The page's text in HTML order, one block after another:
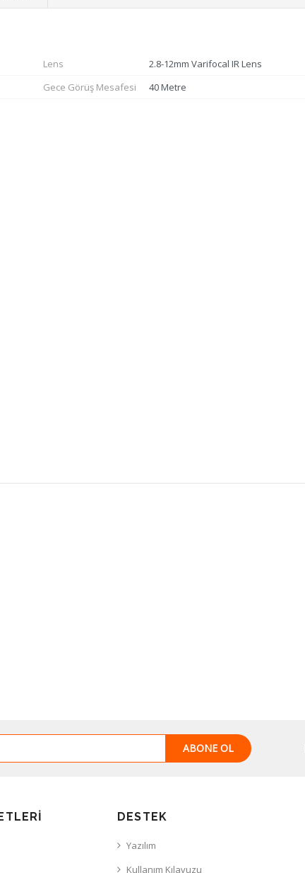
Lens
2.8-12mm Varifocal IR Lens
Gece Görüş Mesafesi 40 Metre
ABONE OL
DESTEK
Yazılım
Kullanım Kılavuzu